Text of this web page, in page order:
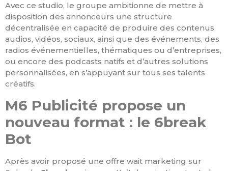
Avec ce studio, le groupe ambitionne de mettre à
disposition des annonceurs une structure
décentralisée en capacité de produire des contenus
audios, vidéos, sociaux, ainsi que des événements, des
radios événementielles, thématiques ou d’entreprises,
ou encore des podcasts natifs et d’autres solutions
personnalisées, en s’appuyant sur tous ses talents
créatifs.
M6 Publicité propose un
nouveau format : le 6break
Bot
Après avoir proposé une offre wait marketing sur